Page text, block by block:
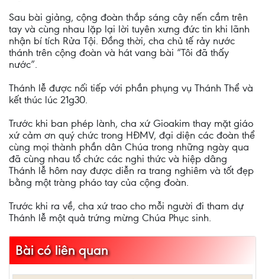
Sau bài giảng, cộng đoàn thắp sáng cây nến cầm trên
tay và cùng nhau lặp lại lời tuyên xưng đức tin khi lãnh
nhận bí tích Rửa Tội. Đồng thời, cha chủ tế rảy nước
thánh trên cộng đoàn và hát vang bài “Tôi đã thấy
nước”.
Thánh lễ được nối tiếp với phần phụng vụ Thánh Thể và
kết thúc lúc 21g30.
Trước khi ban phép lành, cha xứ Gioakim thay mặt giáo
xứ cảm ơn quý chức trong HĐMV, đại diện các đoàn thể
cùng mọi thành phần dân Chúa trong những ngày qua
đã cùng nhau tổ chức các nghi thức và hiệp dâng
Thánh lễ hôm nay được diễn ra trang nghiêm và tốt đẹp
bằng một tràng pháo tay của cộng đoàn.
Trước khi ra về, cha xứ trao cho mỗi người đi tham dự
Thánh lễ một quả trứng mừng Chúa Phục sinh.
Bài có liên quan